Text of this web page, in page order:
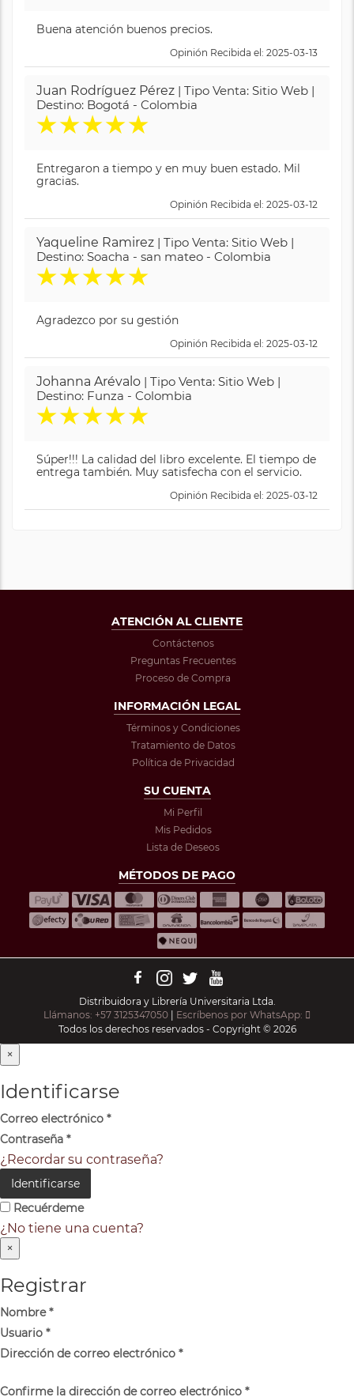
Buena atención buenos precios.
Opinión Recibida el: 2025-03-13
Juan Rodríguez Pérez | Tipo Venta: Sitio Web |
Destino: Bogotá - Colombia
★★★★★
Entregaron a tiempo y en muy buen estado. Mil
gracias.
Opinión Recibida el: 2025-03-12
Yaqueline Ramirez | Tipo Venta: Sitio Web |
Destino: Soacha - san mateo - Colombia
★★★★★
Agradezco por su gestión
Opinión Recibida el: 2025-03-12
Johanna Arévalo | Tipo Venta: Sitio Web |
Destino: Funza - Colombia
★★★★★
Súper!!! La calidad del libro excelente. El tiempo de
entrega también. Muy satisfecha con el servicio.
Opinión Recibida el: 2025-03-12
ATENCIÓN AL CLIENTE
Contáctenos
Preguntas Frecuentes
Proceso de Compra
INFORMACIÓN LEGAL
Términos y Condiciones
Tratamiento de Datos
Política de Privacidad
SU CUENTA
Mi Perfil
Mis Pedidos
Lista de Deseos
MÉTODOS DE PAGO
Distribuidora y Librería Universitaria Ltda.
Llámanos: +57 3125347050
Escríbenos por WhatsApp:
Todos los derechos reservados - Copyright © 2026
×
Identificarse
Correo electrónico *
Contraseña *
¿Recordar su contraseña?
Identificarse
Recuérdeme
¿No tiene una cuenta?
×
Registrar
Nombre*
Usuario *
Dirección de correo electrónico *
Confirme la dirección de correo electrónico *